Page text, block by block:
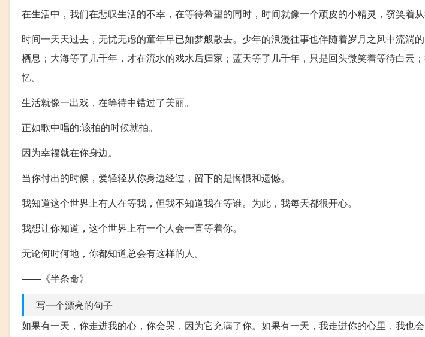
在生活中，我们在悲叹生活的不幸，在等待希望的同时，时间就像一个顽皮的小精灵，窃笑着从
时间一天天过去，无忧无虑的童年早已如梦般散去。少年的浪漫往事也伴随着岁月之风中流淌
栖息；大海等了几千年，才在流水的戏水后归家；蓝天等了几千年，只是回头微笑着等待白云
忆。
生活就像一出戏，在等待中错过了美丽。
正如歌中唱的:该拍的时候就拍。
因为幸福就在你身边。
当你付出的时候，爱轻轻从你身边经过，留下的是悔恨和遗憾。
我知道这个世界上有人在等我，但我不知道我在等谁。为此，我每天都很开心。
我想让你知道，这个世界上有一个人会一直等着你。
无论何时何地，你都知道总会有这样的人。
——《半条命》
写一个漂亮的句子
如果有一天，你走进我的心，你会哭，因为它充满了你。如果有一天，我走进你的心里，我也会